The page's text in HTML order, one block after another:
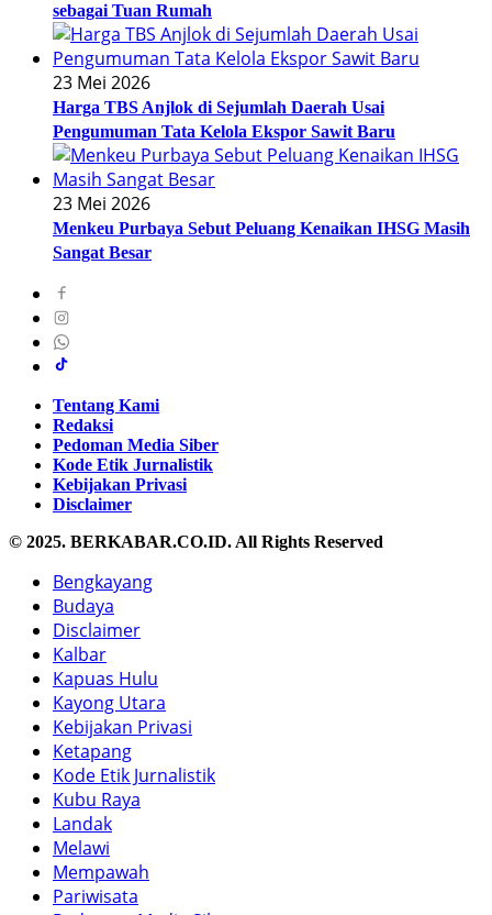
sebagai Tuan Rumah
23 Mei 2026
Harga TBS Anjlok di Sejumlah Daerah Usai
Pengumuman Tata Kelola Ekspor Sawit Baru
23 Mei 2026
Menkeu Purbaya Sebut Peluang Kenaikan IHSG Masih
Sangat Besar
Tentang Kami
Redaksi
Pedoman Media Siber
Kode Etik Jurnalistik
Kebijakan Privasi
Disclaimer
© 2025. BERKABAR.CO.ID. All Rights Reserved
Bengkayang
Budaya
Disclaimer
Kalbar
Kapuas Hulu
Kayong Utara
Kebijakan Privasi
Ketapang
Kode Etik Jurnalistik
Kubu Raya
Landak
Melawi
Mempawah
Pariwisata